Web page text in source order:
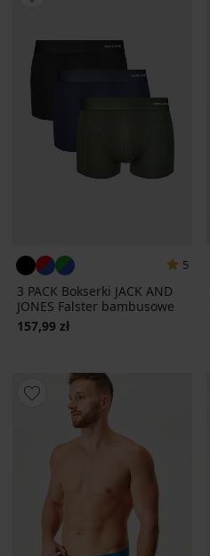
5
3 PACK Bokserki JACK AND
JONES Falster bambusowe
157,99 zł